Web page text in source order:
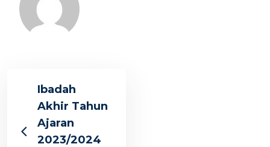
Ibadah
Akhir Tahun
Ajaran
2023/2024